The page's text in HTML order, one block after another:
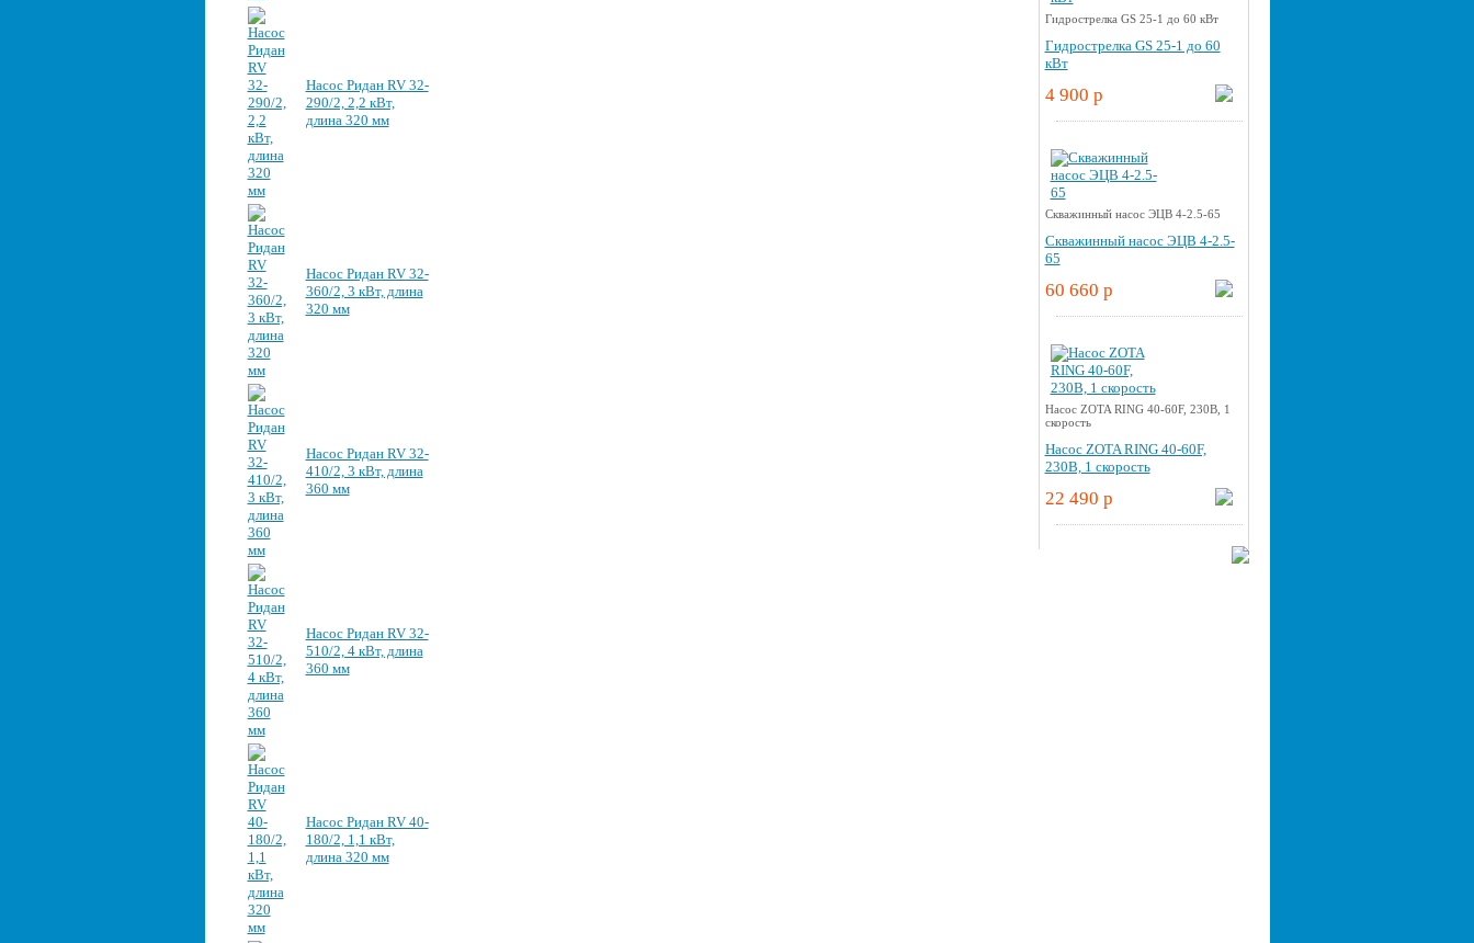
Насос Ридан RV 32-
290/2, 2,2 кВт,
длина 320 мм
Насос Ридан RV 32-
360/2, 3 кВт, длина
320 мм
Насос Ридан RV 32-
410/2, 3 кВт, длина
360 мм
Насос Ридан RV 32-
510/2, 4 кВт, длина
360 мм
Насос Ридан RV 40-
180/2, 1,1 кВт,
длина 320 мм
Гидрострелка GS 25-1 до 60 кВт
Гидрострелка GS 25-1 до 60
кВт
4 900 p
Скважинный насос ЭЦВ 4-2.5-65
Скважинный насос ЭЦВ 4-2.5-
65
60 660 p
Насос ZOTA RING 40-60F, 230В, 1
скорость
Насос ZOTA RING 40-60F,
230В, 1 скорость
22 490 p